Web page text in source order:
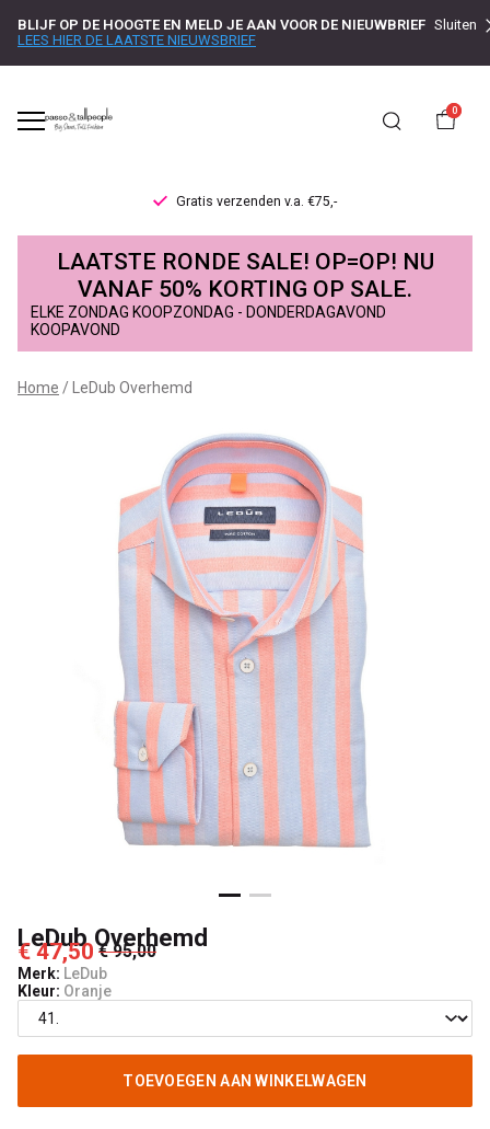
BLIJF OP DE HOOGTE EN MELD JE AAN VOOR DE NIEUWBRIEF
LEES HIER DE LAATSTE NIEUWSBRIEF
Sluiten
0
Gratis verzenden v.a. €75,-
LeDub
Overhemd
Passo
LAATSTE RONDE SALE! OP=OP! NU
VANAF 50% KORTING OP SALE.
ELKE ZONDAG KOOPZONDAG - DONDERDAGAVOND
KOOPAVOND
Home LeDub Overhemd
LeDub Overhemd
€ 47,50 € 95,00
Merk: LeDub
Kleur: Oranje
TOEVOEGEN AAN WINKELWAGEN